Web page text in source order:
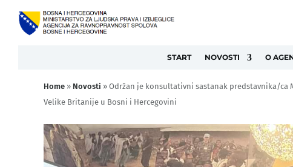
START NOVOSTI O
Home » Novosti » Održan je konsultativni sastanak predstavnika/ca
Velike Britanije u Bosni i Hercegovini